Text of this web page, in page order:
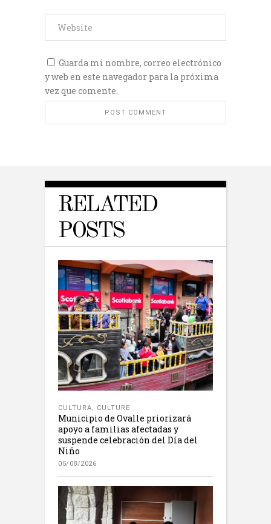
Guarda mi nombre, correo electrónico
y web en este navegador para la próxima
vez que comente.
RELATED
POSTS
CULTURA, CULTURE
Municipio de Ovalle priorizará
apoyo a familias afectadas y
suspende celebración del Día del
Niño
05/08/2026